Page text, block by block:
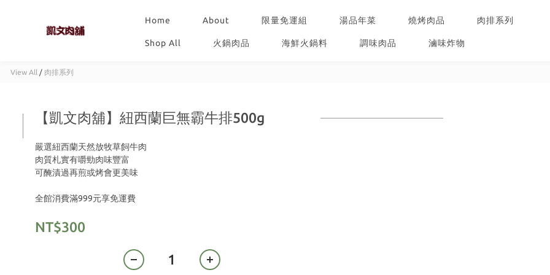
Home About 限量免運組 湯品年菜 燒烤肉品 肉排系列
Shop All 火鍋肉品 海鮮火鍋料 調味肉品 滷味炸物
View All / 肉排系列
【凱文肉舖】紐西蘭巨無霸牛排500g
嚴選紐西蘭天然放牧草飼牛肉
肉質札實有嚼勁肉味豐富
可醃漬過再煎或烤會更美味
全館消費滿999元享免運費
NT$300